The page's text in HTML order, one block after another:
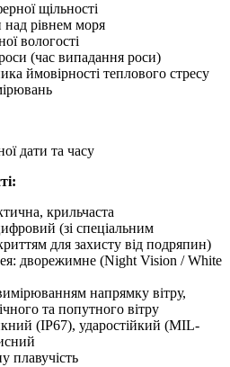
щільності
рівнем моря
вологості
(час випадання роси)
ймовірності теплового стресу
дати та часу
крильчаста
(зі спеціальним
для захисту від подряпин)
дворежимне (Night Vision / White
напрямку вітру,
та попутного вітру
(IP67), ударостійкий (MIL-
плавучість